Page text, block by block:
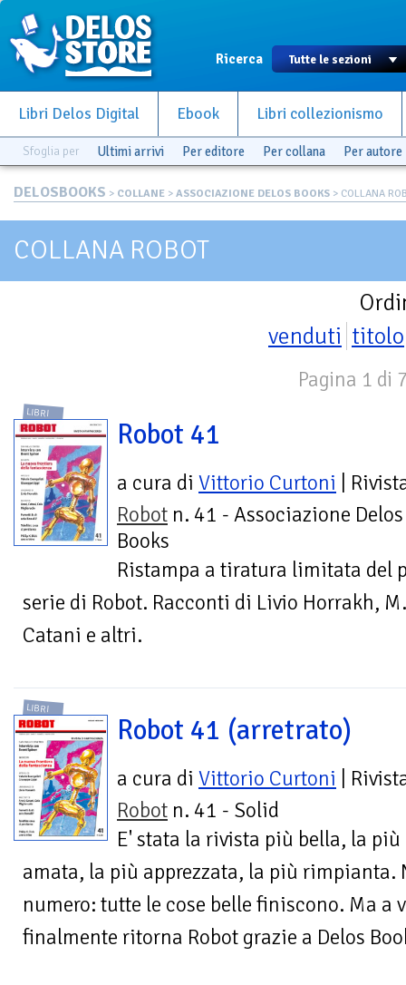
Ricerca
Libri Delos Digital Ebook Libri collezionismo
Sfoglia per Ultimi arrivi Per editore Per collana Per autore
DELOSBOOKS > COLLANE > ASSOCIAZIONE DELOS BOOKS > COLLANA
COLLANA ROBOT
venduti titolo
Pagina 1 di
LIBRI
Robot 41
a cura di Vittorio Curtoni |
Robot n. 41 - Associazione Delos
Books
Ristampa a tiratura limitata del
serie di Robot. Racconti di Livio Horrakh,
Catani e altri.
LIBRI
Robot 41 (arretrato)
a cura di Vittorio Curtoni |
Robot n. 41 - Solid
E' stata la rivista più bella, la più
amata, la più apprezzata, la più
numero: tutte le cose belle finiscono. Ma
finalmente ritorna Robot grazie a Delos